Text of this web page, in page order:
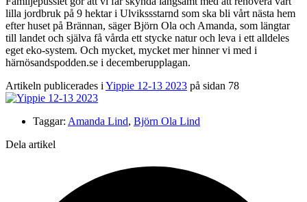
lilla jordbruk på 9 hektar i Ulvikssstarnd som ska bli vårt nästa hem
efter huset på Brännan, säger Björn Ola och Amanda, som längtar
till landet och själva få vårda ett stycke natur och leva i ett alldeles
eget eko-system. Och mycket, mycket mer hinner vi med i
härnösandspodden.se i decemberupplagan.
Artikeln publicerades i Yippie 12-13 2023 på sidan 78
Taggar: Amanda Lind, Björn Ola Lind
Dela artikel